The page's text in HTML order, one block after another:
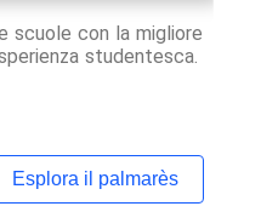
scuole con la migliore
studentesca.
Esplora il palmarès